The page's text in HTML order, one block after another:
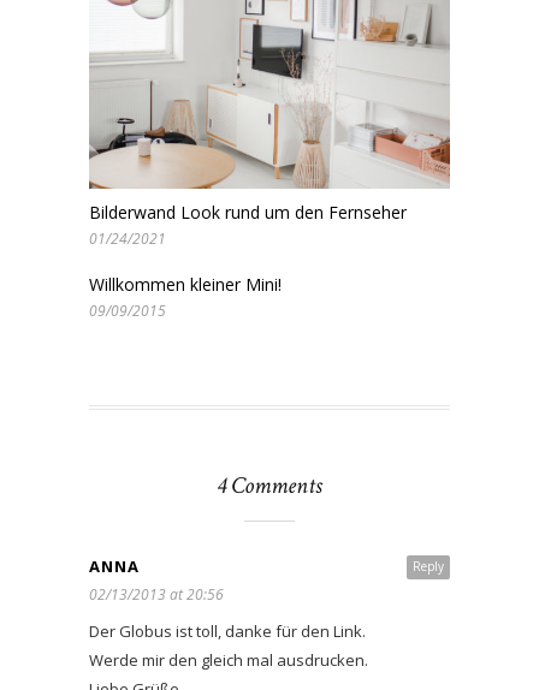
Bilderwand Look rund um den Fernseher
01/24/2021
Willkommen kleiner Mini!
09/09/2015
4 Comments
Reply
ANNA
02/13/2013 at 20:56
Der Globus ist toll, danke für den Link.
Werde mir den gleich mal ausdrucken.